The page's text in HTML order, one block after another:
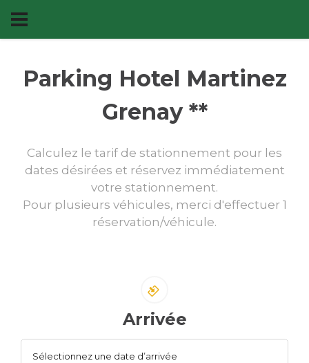
Parking Hotel Martinez
Grenay **
Calculez le tarif de stationnement pour les
dates désirées et réservez immédiatement
votre stationnement.
Pour plusieurs véhicules, merci d'effectuer 1
réservation/véhicule.
Arrivée